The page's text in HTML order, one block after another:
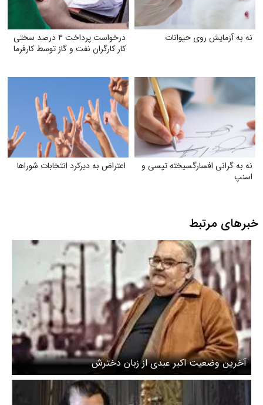
نه به آزمایش روی حیوانات
درخواست پرداخت ۴ درصد سختی
کار کارگران نفت و گاز توسط کارفرما
نه به گرانی افسارگسیخته تپسی و
اسنپ
اعتراض به دیرکرد انتخابات شوراها
خبرهای مرتبط
آخرین وضعیت اکبر عبدی از زبان دخترش